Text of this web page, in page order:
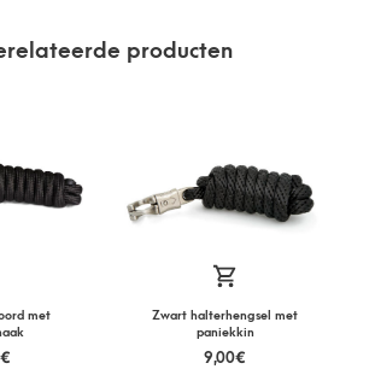
producten
met
€
Zwart halterhengsel met
paniekkin
9,00€